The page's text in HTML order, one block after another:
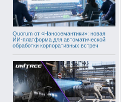
Quorum от «Наносемантики»: новая
ИИ-платформа для автоматической
обработки корпоративных встреч